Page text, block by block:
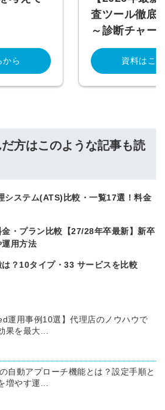
から
査ツール徹底
～診断チャー
資料はこ
方はこのような記事も読
システム(ATS)比較・一覧17選！料金
・プラン比較【27/28年卒最新】新卒
用方法
？10タイプ・33 サービスを比較
運用事例10選】代理店のノウハウで
果を最大...
自動アプローチ機能とは？設定手順と
増やす運...